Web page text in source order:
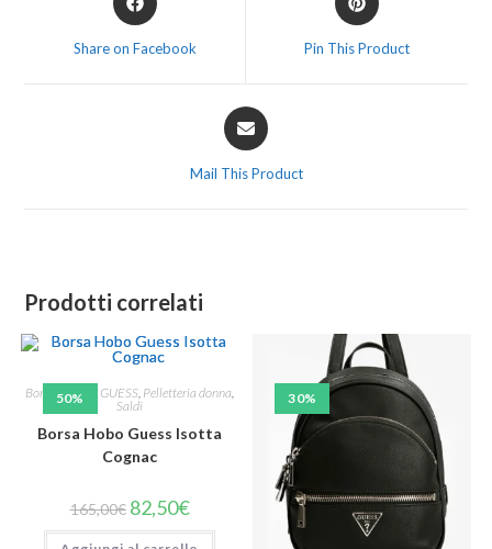
Share on Facebook Pin This Product
Mail This Product
Prodotti correlati
50%
Borse a mano GUESS, Pelletteria donna,
Saldi
Borsa Hobo Guess Isotta
Cognac
165,00€ 82,50€
30%